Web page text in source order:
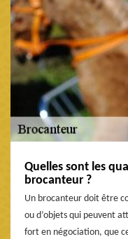
Quelles sont les
brocanteur ?
Un brocanteur doit être
ou d’objets qui peuvent
fort en négociation, que